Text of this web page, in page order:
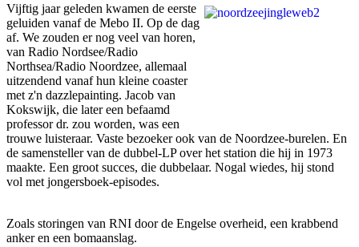
Vijftig jaar geleden kwamen de eerste
geluiden vanaf de Mebo II. Op de dag
af. We zouden er nog veel van horen,
van Radio Nordsee/Radio
Northsea/Radio Noordzee, allemaal
uitzendend vanaf hun kleine coaster
met z'n dazzlepainting. Jacob van
Kokswijk, die later een befaamd
professor dr. zou worden, was een
trouwe luisteraar. Vaste bezoeker ook van de Noordzee-burelen. En
de samensteller van de dubbel-LP over het station die hij in 1973
maakte. Een groot succes, die dubbelaar. Nogal wiedes, hij stond
vol met jongersboek-episodes.
Zoals storingen van RNI door de Engelse overheid, een krabbend
anker en een bomaanslag.